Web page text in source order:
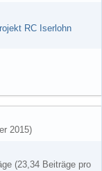
RC Iserlohn
2015)
(23,34 Beiträge pro